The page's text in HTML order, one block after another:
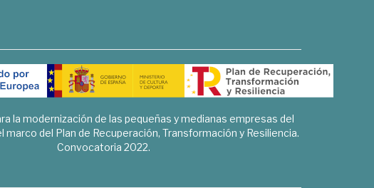
la modernización de las pequeñas y medianas empresas del
marco del Plan de Recuperación, Transformación y Resiliencia.
Convocatoria 2022.